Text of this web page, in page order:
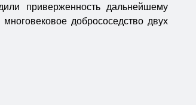
приверженность дальнейшему
добрососедство двух